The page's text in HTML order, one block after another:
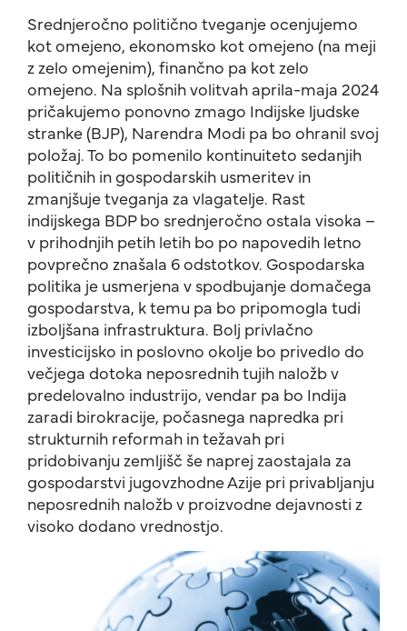
Srednjeročno politično tveganje ocenjujemo
kot omejeno, ekonomsko kot omejeno (na meji
z zelo omejenim), finančno pa kot zelo
omejeno. Na splošnih volitvah aprila-maja 2024
pričakujemo ponovno zmago Indijske ljudske
stranke (BJP), Narendra Modi pa bo ohranil svoj
položaj. To bo pomenilo kontinuiteto sedanjih
političnih in gospodarskih usmeritev in
zmanjšuje tveganja za vlagatelje. Rast
indijskega BDP bo srednjeročno ostala visoka –
v prihodnjih petih letih bo po napovedih letno
povprečno znašala 6 odstotkov. Gospodarska
politika je usmerjena v spodbujanje domačega
gospodarstva, k temu pa bo pripomogla tudi
izboljšana infrastruktura. Bolj privlačno
investicijsko in poslovno okolje bo privedlo do
večjega dotoka neposrednih tujih naložb v
predelovalno industrijo, vendar pa bo Indija
zaradi birokracije, počasnega napredka pri
strukturnih reformah in težavah pri
pridobivanju zemljišč še naprej zaostajala za
gospodarstvi jugovzhodne Azije pri privabljanju
neposrednih naložb v proizvodne dejavnosti z
visoko dodano vrednostjo.